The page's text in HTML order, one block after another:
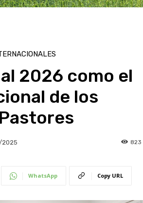
2026 como el
de los
2025 823
WhatsApp Copy URL